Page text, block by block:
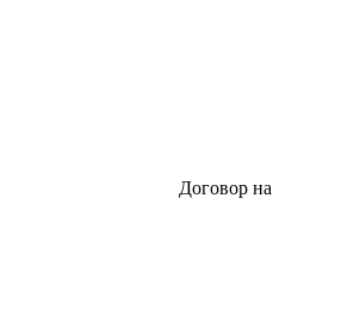
Договор на